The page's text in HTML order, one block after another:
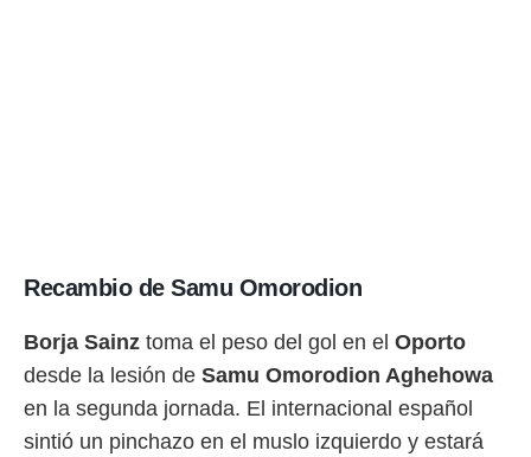
Recambio de Samu Omorodion
Borja Sainz toma el peso del gol en el Oporto
desde la lesión de Samu Omorodion Aghehowa
en la segunda jornada. El internacional español
sintió un pinchazo en el muslo izquierdo y estará